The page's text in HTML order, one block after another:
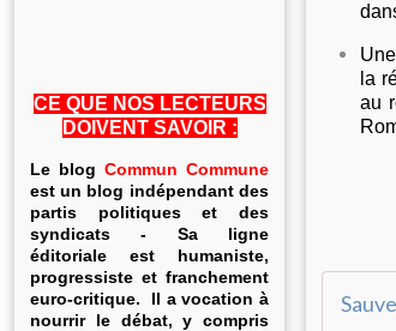
CE QUE NOS LECTEURS
DOIVENT SAVOIR :
Le blog Commun Commune
est un blog indépendant des
partis politiques et des
syndicats - Sa ligne
éditoriale est humaniste,
progressiste et franchement
euro-critique. Il a vocation à
nourrir le débat, y compris
la
au